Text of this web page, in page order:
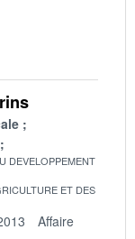
DEVELOPPEMENT
ET DES
Affaire